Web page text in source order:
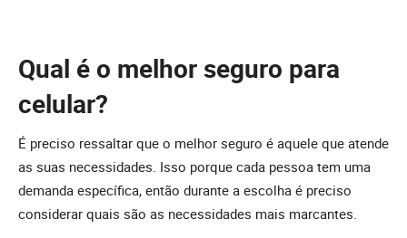
Qual é o melhor seguro para
celular?
É preciso ressaltar que o melhor seguro é aquele que atende
as suas necessidades. Isso porque cada pessoa tem uma
demanda específica, então durante a escolha é preciso
considerar quais são as necessidades mais marcantes.